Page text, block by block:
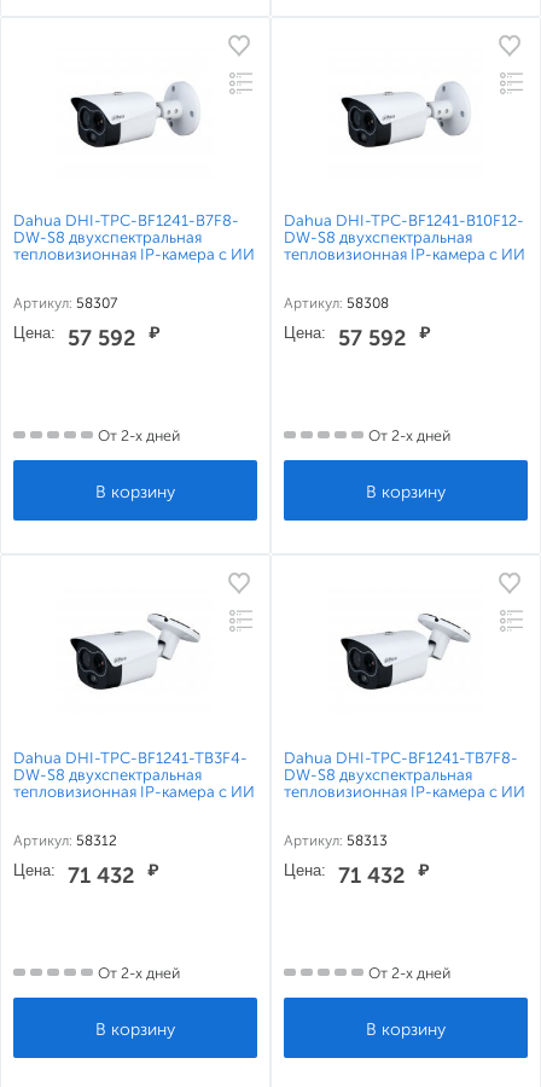
Dahua DHI-TPC-BF1241-B7F8-
DW-S8 двухспектральная
тепловизионная IP-камера с ИИ
Артикул: 58307
Цена: 57 592 ₽
От 2-х дней
Dahua DHI-TPC-BF1241-B10F12-
DW-S8 двухспектральная
тепловизионная IP-камера с ИИ
Артикул: 58308
Цена: 57 592 ₽
От 2-х дней
Dahua DHI-TPC-BF1241-TB3F4-
DW-S8 двухспектральная
тепловизионная IP-камера с ИИ
Артикул: 58312
Цена: 71 432 ₽
От 2-х дней
Dahua DHI-TPC-BF1241-TB7F8-
DW-S8 двухспектральная
тепловизионная IP-камера с ИИ
Артикул: 58313
Цена: 71 432 ₽
От 2-х дней